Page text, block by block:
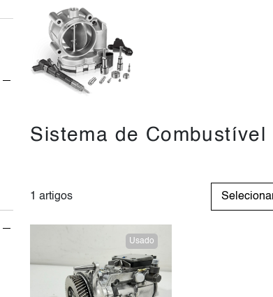
Sistema de Combustível
1 artigos
Usado